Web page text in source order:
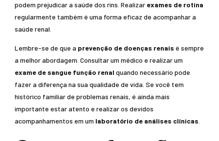
podem prejudicar a saúde dos rins. Realizar exames de rotina
regularmente também é uma forma eficaz de acompanhar a
saúde renal.
Lembre-se de que a prevenção de doenças renais é sempre
a melhor abordagem. Consultar um médico e realizar um
exame de sangue função renal quando necessário pode
fazer a diferença na sua qualidade de vida. Se você tem
histórico familiar de problemas renais, é ainda mais
importante estar atento e realizar os devidos
acompanhamentos em um laboratório de análises clínicas